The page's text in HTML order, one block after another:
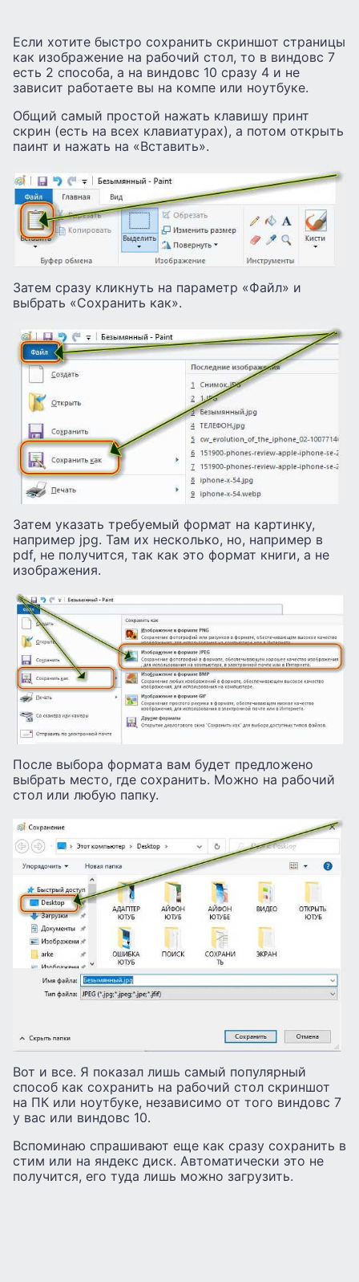
Если хотите быстро сохранить скриншот страницы
как изображение на рабочий стол, то в виндовс 7
есть 2 способа, а на виндовс 10 сразу 4 и не
зависит работаете вы на компе или ноутбуке.
Общий самый простой нажать клавишу принт
скрин (есть на всех клавиатурах), а потом открыть
паинт и нажать на «Вставить».
Затем сразу кликнуть на параметр «Файл» и
выбрать «Сохранить как».
Затем указать требуемый формат на картинку,
например jpg. Там их несколько, но, например в
pdf, не получится, так как это формат книги, а не
изображения.
После выбора формата вам будет предложено
выбрать место, где сохранить. Можно на рабочий
стол или любую папку.
Вот и все. Я показал лишь самый популярный
способ как сохранить на рабочий стол скриншот
на ПК или ноутбуке, независимо от того виндовс 7
у вас или виндовс 10.
Вспоминаю спрашивают еще как сразу сохранить в
стим или на яндекс диск. Автоматически это не
получится, его туда лишь можно загрузить.